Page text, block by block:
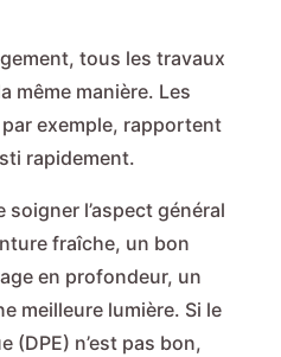
tous les travaux
même manière. Les
exemple, rapportent
rapidement.
l’aspect général
fraîche, un bon
en profondeur, un
meilleure lumière. Si le
(DPE) n’est pas bon,